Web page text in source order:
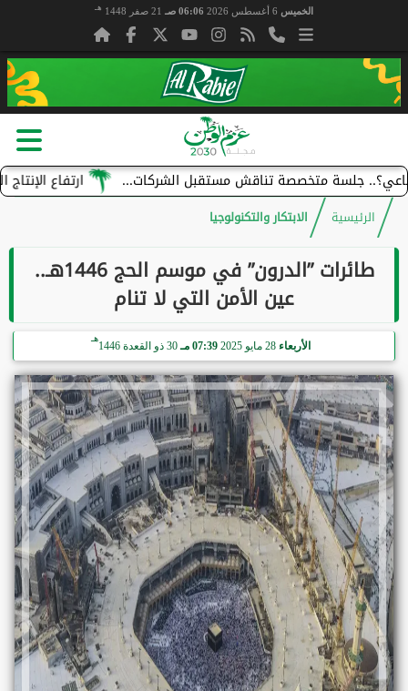
الخميس 06:06 صـ 21 صفر 1448 هـ
ارتفاع الإنتاج الصناعي في السعودية تناقش مستقبل الشركات...
الرئيسية الابتكار والتكنولوجيا
طائرات ”الدرون” في موسم الحج 1446هـ..
عين الأمن التي لا تنام
الأربعاء 28 مايو 2025 07:39 مـ 30 ذو القعدة 1446
هـ